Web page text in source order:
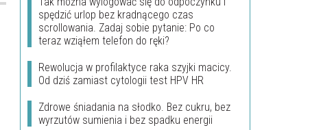
spędzić urlop bez kradnącego czas
scrollowania. Zadaj sobie pytanie: Po co
teraz wziąłem telefon do ręki?
Rewolucja w profilaktyce raka szyjki macicy.
Od dziś zamiast cytologii test HPV HR
Zdrowe śniadania na słodko. Bez cukru, bez
wyrzutów sumienia i bez spadku energii